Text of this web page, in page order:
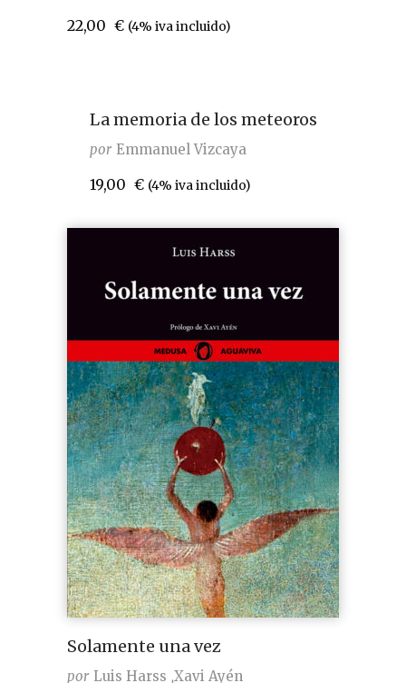
22,00 € (4% iva incluido)
La memoria de los meteoros
por Emmanuel Vizcaya
19,00 € (4% iva incluido)
Solamente una vez
por Luis Harss Xavi Ayén